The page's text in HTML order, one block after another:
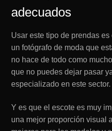
adecuados
Usar este tipo de prendas
un fotógrafo de moda que
no hace de todo como
que no puedes dejar pasar
especializado en este sector.
Y es que el escote es muy
una mejor proporción visual